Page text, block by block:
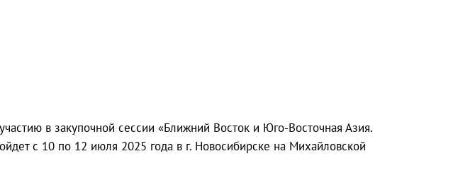
в закупочной сессии «Ближний Восток и Юго-Восточная Азия.
с 10 по 12 июля 2025 года в г. Новосибирске на Михайловской